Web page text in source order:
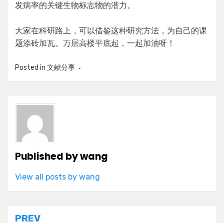
发病率的关键生物标志物的潜力。
大家在科研路上，可以借鉴这种研究方法，为自己的课
题添砖加瓦。万层高楼平底起，一起加油呀！
Posted in 文献分享
Published bywang
View all posts by wang
PREV